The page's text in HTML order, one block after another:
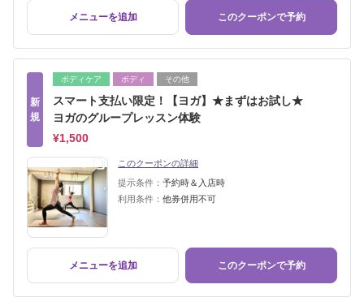
メニューを追加 このクーポンで予約
新
規
ボディケア ボディ その他
スマート支払い限定！【ヨガ】★まずはお試し★
ヨガのグループレッスン体験
¥1,500
このクーポンの詳細
提示条件： 予約時＆入店時
利用条件： 他券併用不可
メニューを追加 このクーポンで予約